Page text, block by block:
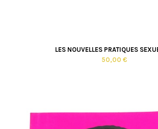
LES NOUVELLES PRATIQUES
50,00 €